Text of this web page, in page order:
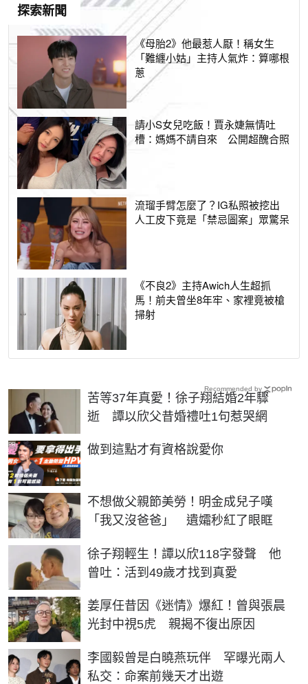
探索新聞
《母胎2》他最惹人厭！稱女生
「難纏小姑」主持人氣炸：算哪根
蔥
請小S女兒吃飯！賈永婕無情吐
槽：媽媽不請自來 公開超醜合照
流瑠手臂怎麼了？IG私照被挖出
人工皮下竟是「禁忌圖案」眾驚呆
《不良2》主持Awich人生超抓
馬！前夫曾坐8年牢、家裡竟被槍
掃射
苦等37年真愛！徐子翔結婚2年驟
逝 譚以欣父昔婚禮吐1句惹哭網
做到這點才有資格說愛你
PR
不想做父親節美勞！明金成兒子嘆
「我又沒爸爸」 遺孀秒紅了眼眶
徐子翔輕生！譚以欣118字發聲 他
曾吐：活到49歲才找到真愛
姜厚任昔因《迷情》爆紅！曾與張晨
光封中視5虎 親揭不復出原因
李國毅曾是白曉燕玩伴 罕曝光兩人
私交：命案前幾天才出遊
Recommended by